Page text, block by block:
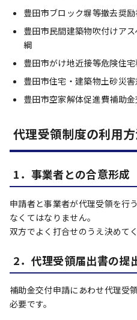
豊田市ブロック塀等撤去奨
豊田市民間建築物吹付けア
綱
豊田市がけ地近接等危険住
豊田市住宅・建築物土砂災
豊田市空家解体促進費補助
代理受領制度の利用
1．事業者との合意形成
申請者と事業者が代理受領を行
なくてはなりません。
双方でよく打合せのうえ決めて
2．代理受領届出書の提
補助金交付申請にあわせ代理受
必要です。